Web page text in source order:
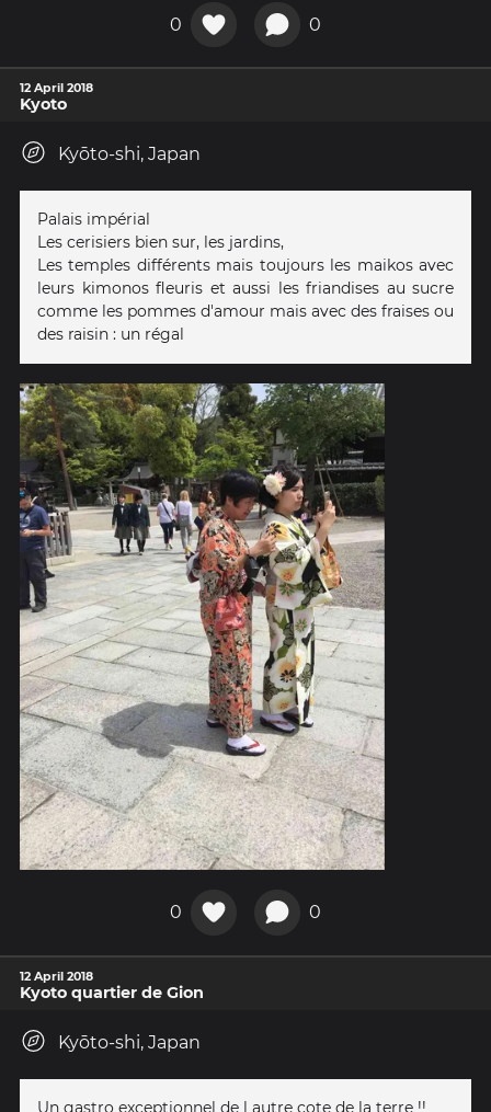
0 0
12 April 2018
Kyoto
Kyōto-shi, Japan
Palais impérial
Les cerisiers bien sur, les jardins,
Les temples différents mais toujours les maikos avec
leurs kimonos fleuris et aussi les friandises au sucre
comme les pommes d'amour mais avec des fraises ou
des raisin : un régal
0 0
12 April 2018
Kyoto quartier de Gion
Kyōto-shi, Japan
Un gastro exceptionnel de l autre cote de la terre !!